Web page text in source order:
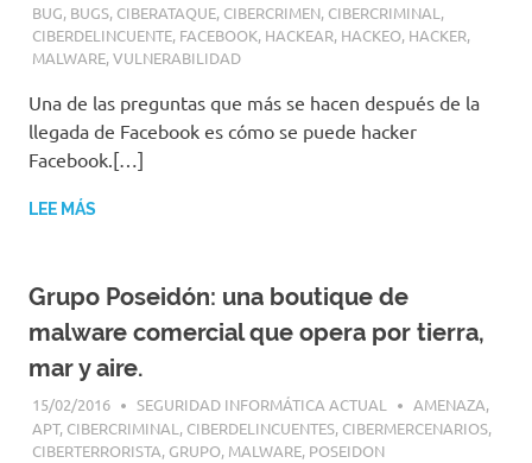
Noticias
Cursos
|
Libros
|
Revistas
Enlaces
BUG, BUGS, CIBERATAQUE, CIBERCRIMEN, CIBERCRIMINAL ,
CIBERDELINCUENTE, FACEBOOK, HACKEAR, HACKEO, HACKER,
MALWARE,VULNERABILIDAD
Una de las preguntas que más se hacen después de la
llegada de Facebook es cómo se puede hacker
Facebook.[…]
LEE MÁS
Grupo Poseidón: una boutique de
malware comercial que opera por tierra,
mar y aire.
15/02/2016 SEGURIDAD INFORMÁTICA ACTUAL AMENAZA,
APT, CIBERCRIMINAL , CIBERDELINCUENTES, CIBERMERCENARIOS,
CIBERTERRORISTA, GRUPO, MALWARE, POSEIDON